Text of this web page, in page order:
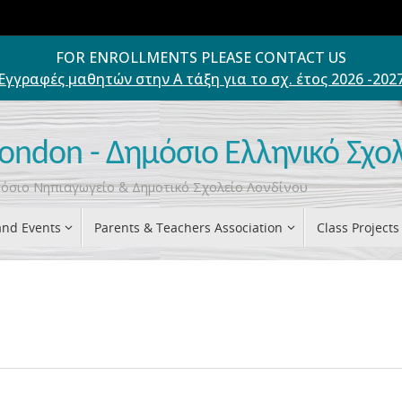
FOR ENROLLMENTS PLEASE CONTACT US
Εγγραφές μαθητών στην Α τάξη για το σχ. έτος 2026 -
- Δημόσιο Ελληνικό
Νηπιαγωγείο & Δημοτικό Σχολείο Λονδίνου
Events Parents & Teachers Association Class Projects